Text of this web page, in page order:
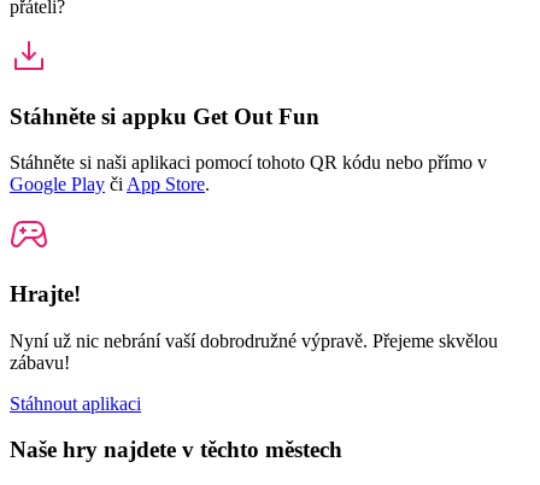
přáteli?
Stáhněte si appku Get Out Fun
Stáhněte si naši aplikaci pomocí tohoto QR kódu nebo přímo v
Google Play či App Store.
Hrajte!
Nyní už nic nebrání vaší dobrodružné výpravě. Přejeme skvělou
zábavu!
Stáhnout aplikaci
Naše hry najdete v těchto městech